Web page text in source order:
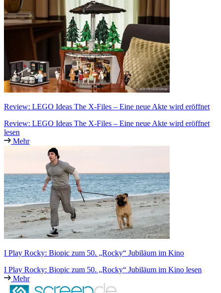
Review: LEGO Ideas The X-Files – Eine neue Akte wird eröffnet
Review: LEGO Ideas The X-Files – Eine neue Akte wird eröffnet
lesen
Mehr
I Play Rocky: Biopic zum 50. „Rocky“ Jubiläum im Kino
I Play Rocky: Biopic zum 50. „Rocky“ Jubiläum im Kino lesen
Mehr